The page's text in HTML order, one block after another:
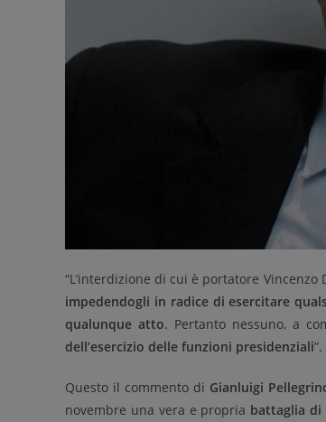
“L’interdizione di cui è portatore
impedendogli in radice di esercitare
qualunque atto. Pertanto nessuno, a
dell’esercizio delle funzioni presidenziali”.
Questo il commento di Gianluigi
novembre una vera e propria battaglia di